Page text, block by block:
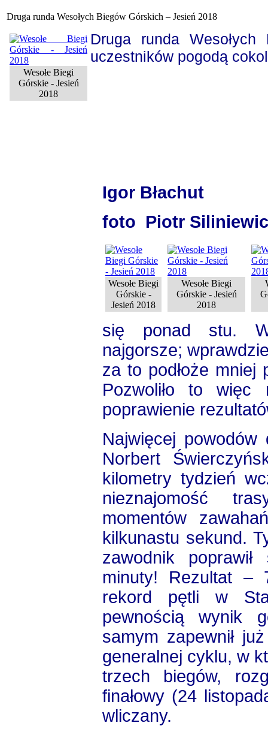
Druga runda Wesołych Biegów Górskich – Jesień 2018
Wesołe Biegi
Górskie - Jesień
2018
Druga runda
uczestników pogodą
Igor Błachut
foto Piotr
Wesołe Biegi
Górskie -
Jesień 2018
Wesołe Biegi
Górskie - Jesień
2018
się ponad stu.
najgorsze;
za to podłoże mniej
Pozwoliło to więc
poprawienie
Najwięcej
Norbert
kilometry tydzień
nieznajomość
momentów
kilkunastu sekund.
zawodnik
minuty! Rezultat
rekord pętli w
pewnością wynik
samym zapewnił
generalnej cyklu, w
trzech biegów,
finałowy (24
wliczany.